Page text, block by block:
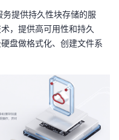
务提供持久性块存储的服
，提供高可用性和持久
盘做格式化、创建文件系